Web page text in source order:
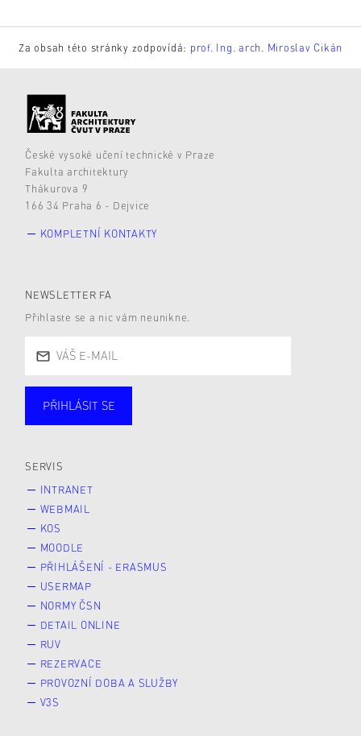
Za obsah této stránky zodpovídá: prof. Ing. arch. Miroslav Cikán
České vysoké učení technické v Praze
Fakulta architektury
Thákurova 9
166 34 Praha 6 - Dejvice
KOMPLETNÍ KONTAKTY
NEWSLETTER FA
Přihlaste se a nic vám neunikne.
PŘIHLÁSIT SE
SERVIS
INTRANET
WEBMAIL
KOS
MOODLE
PŘIHLÁŠENÍ - ERASMUS
USERMAP
NORMY ČSN
DETAIL ONLINE
RUV
REZERVACE
PROVOZNÍ DOBA A SLUŽBY
V3S